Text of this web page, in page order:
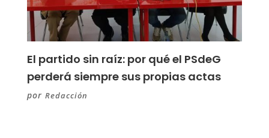
El partido sin raíz: por qué el PSdeG
perderá siempre sus propias actas
por Redacción